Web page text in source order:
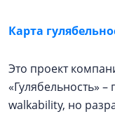
Карта
Это проект
«Гулябельность»
walkability, но